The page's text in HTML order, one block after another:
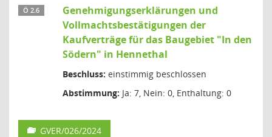
Ö 2.6
Genehmigungserklärungen und
Vollmachtsbestätigungen der
Kaufverträge für das Baugebiet "In den
Södern" in Hennethal
Beschluss: einstimmig beschlossen
Abstimmung: Ja: 7, Nein: 0, Enthaltung: 0
GVER/026/2024